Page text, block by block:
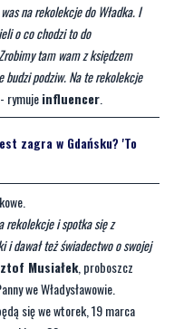
budzi podziw. Na te rekolekcje
rymujeinfluencer
zagra w Gdańsku? 'To
i spotka się z
i dawał też świadectwo o swojej
Musiałek
we Władysławowie.
się we wtorek, 19 marca
32.
Gdańska. Jest to jeden z